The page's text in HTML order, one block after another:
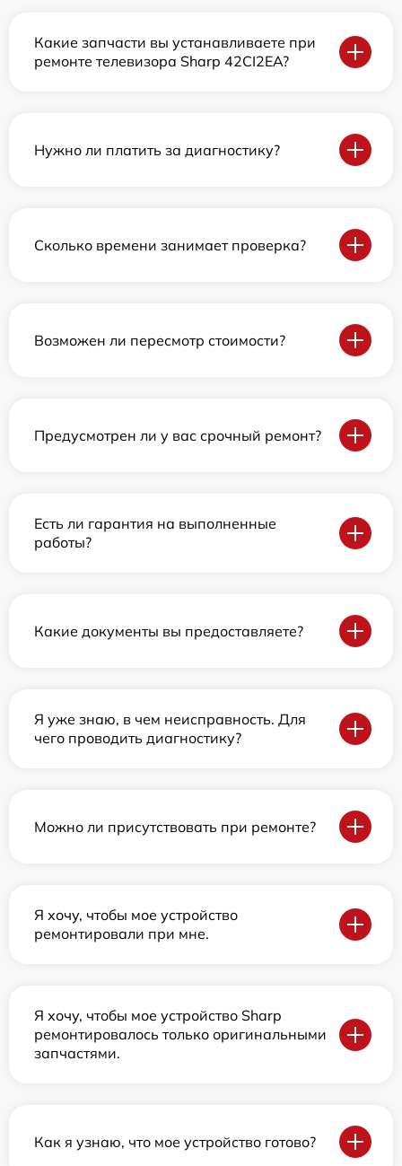
Какие запчасти вы устанавливаете при
ремонте телевизора Sharp 42CI2EA?
Нужно ли платить за диагностику?
Сколько времени занимает проверка?
Возможен ли пересмотр стоимости?
Предусмотрен ли у вас срочный ремонт?
Есть ли гарантия на выполненные
работы?
Какие документы вы предоставляете?
Я уже знаю, в чем неисправность. Для
чего проводить диагностику?
Можно ли присутствовать при ремонте?
Я хочу, чтобы мое устройство
ремонтировали при мне.
Я хочу, чтобы мое устройство Sharp
ремонтировалось только оригинальными
запчастями.
Как я узнаю, что мое устройство готово?